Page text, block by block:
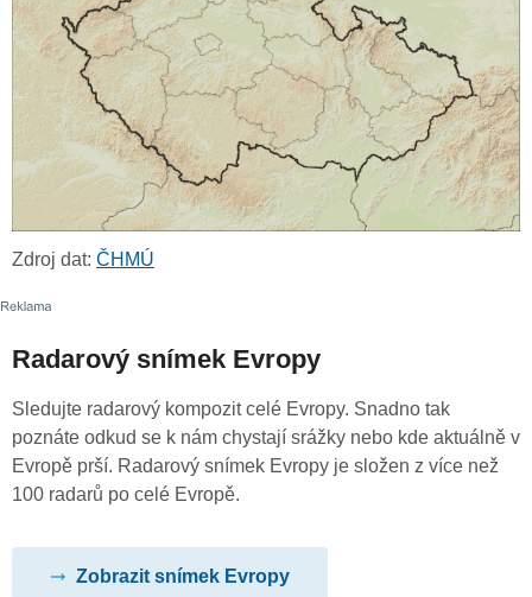
Zdroj dat: ČHMÚ
Radarový snímek Evropy
Sledujte radarový kompozit celé Evropy. Snadno tak
poznáte odkud se k nám chystají srážky nebo kde aktuálně v
Evropě prší. Radarový snímek Evropy je složen z více než
100 radarů po celé Evropě.
Zobrazit snímek Evropy